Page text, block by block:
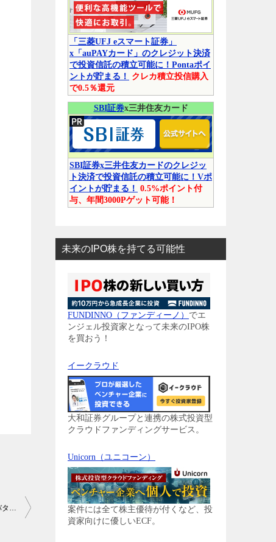
【ふるさと納税】北海道音更町から「とかち「よつ葉」チーズ・バターセット」が到着しました
「三菱UFJ eスマート証券」
x「auPAYカード」のクレジット決済
で投資信託の積立可能に！Pontaポイ
ントが貯まる！
クレカ積立投信購入
で0.5％還元
SBI証券x三井住友カード
SBI証券x三井住友カードのクレジッ
ト決済で投資信託の積立可能に！Vポ
イントが貯まる！ 0.5%ポイント付
与、年間3000Pゲット可能！
未来のIPO株を持てる可能性
FUNDINNO（ファンディーノ） でエ
ンジェル投資家となって未来のIPO株
を買おう！
イークラウド
大和証券グループと連携の株式投資型
クラウドファンディングサービス。
Unicorn（ユニコーン）
案件には全て株主優待が付くなど、投
資家向けに優しいECF。